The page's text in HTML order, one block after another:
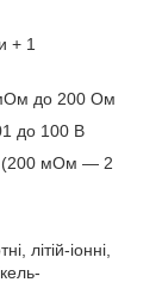
+ 1
мОм до 200 Ом
до 100 В
(200 мОм — 2
літій-іонні,